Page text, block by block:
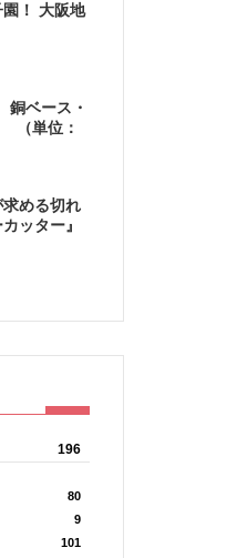
！ 大阪地
銅ベース・
単位：
求める切れ
ッター』
196
80
9
101